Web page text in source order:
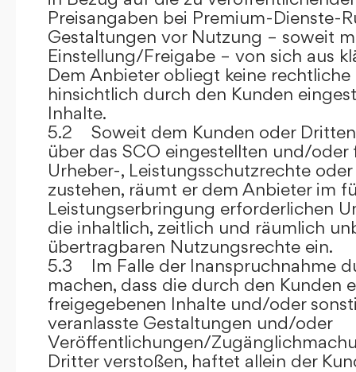
Preisangaben bei Premium-Dienste-
Gestaltungen vor Nutzung – soweit
Einstellung/Freigabe – von sich aus
Dem Anbieter obliegt keine
hinsichtlich durch den Kunden
Inhalte.
5.2 Soweit dem Kunden oder
über das SCO eingestellten und/
Urheber-, Leistungsschutzrechte
zustehen, räumt er dem Anbieter im
Leistungserbringung erforderlichen
die inhaltlich, zeitlich und räumlich
übertragbaren Nutzungsrechte ein.
5.3 Im Falle der Inanspruchnahme
machen, dass die durch den Kunden
freigegebenen Inhalte und/oder
veranlasste Gestaltungen und/oder
Veröffentlichungen/
Dritter verstoßen, haftet allein der